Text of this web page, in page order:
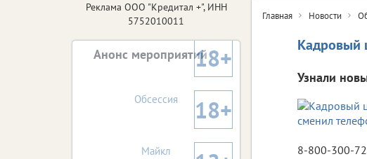
Главная Новости
Кадровый
Узнали
Реклама ООО "Кредитал +", ИНН
5752010011
Анонс мероприятий18+
Обсессия 18+
Майкл